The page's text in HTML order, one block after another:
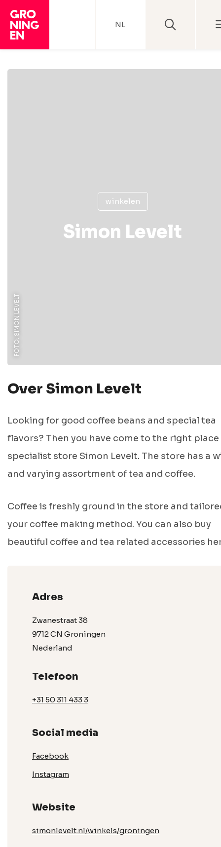
NL
winkelen
Simon Levelt
FOTO: SIMON LEVELT
Over Simon Levelt
Looking for good coffee beans and special tea
flavors? Then you have come to the right
specialist store Simon Levelt. The store has a
and varying assortment of tea and coffee.
Coffee is freshly ground in the store and
your coffee making method. You can also buy
beautiful coffee and tea related accessories
Adres
Zwanestraat 38
9712 CN Groningen
Nederland
Telefoon
+31 50 311 433 3
Social media
Facebook
Instagram
Website
simonlevelt.nl/winkels/groningen